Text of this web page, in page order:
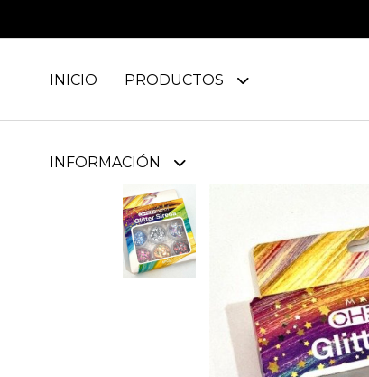
INICIO PRODUCTOS
INFORMACIÓN